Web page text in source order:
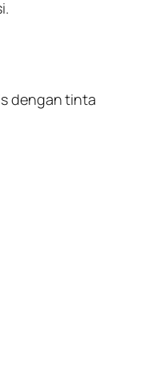
dengan tinta